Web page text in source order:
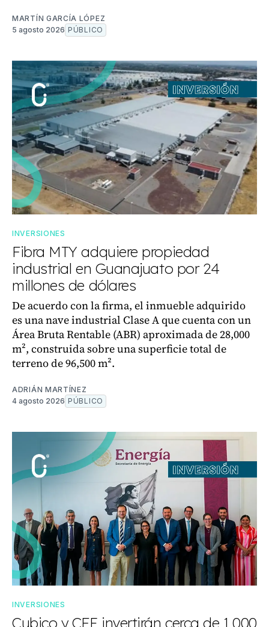
MARTÍN GARCÍA LÓPEZ
5 agosto 2026 PÚBLICO
INVERSIONES
Fibra MTY adquiere propiedad
industrial en Guanajuato por 24
millones de dólares
De acuerdo con la firma, el inmueble adquirido
es una nave industrial Clase A que cuenta con un
Área Bruta Rentable (ABR) aproximada de 28,000
m², construida sobre una superficie total de
terreno de 96,500 m².
ADRIÁN MARTÍNEZ
4 agosto 2026 PÚBLICO
INVERSIONES
Cubico y CFE invertirán cerca de 1,000